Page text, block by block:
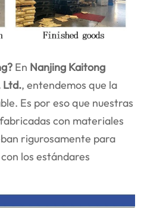
En Nanjing Kaitong
Ltd., entendemos que la
Es por eso que nuestras
con materiales
rigurosamente para
los estándares